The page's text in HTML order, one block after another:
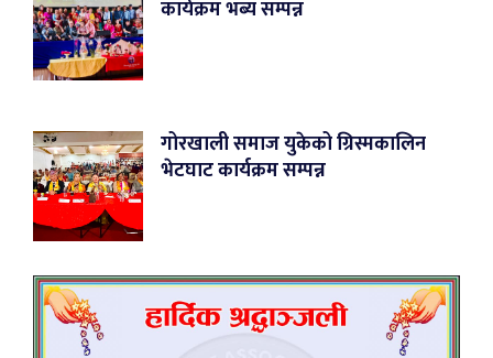
कार्यक्रम भब्य सम्पन्न
गोरखाली समाज युकेको ग्रिस्मकालिन
भेटघाट कार्यक्रम सम्पन्न